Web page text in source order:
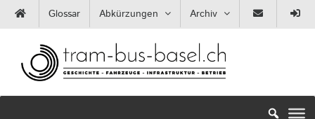
Zum
Inhalt
Glossar Abkürzungen Archiv